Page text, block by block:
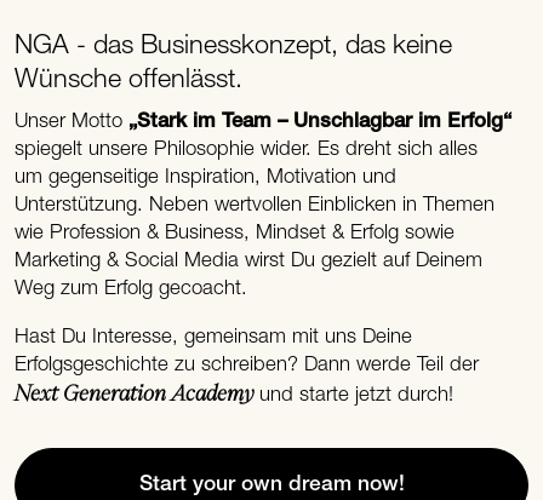
NGA - das Businesskonzept, das keine
Wünsche offenlässt.
Unser Motto „Stark im Team – Unschlagbar im Erfolg“
spiegelt unsere Philosophie wider. Es dreht sich alles
um gegenseitige Inspiration, Motivation und
Unterstützung. Neben wertvollen Einblicken in Themen
wie Profession & Business, Mindset & Erfolg sowie
Marketing & Social Media wirst Du gezielt auf Deinem
Weg zum Erfolg gecoacht.
Hast Du Interesse, gemeinsam mit uns Deine
Erfolgsgeschichte zu schreiben? Dann werde Teil der
Next Generation Academyund starte jetzt durch!
Start your own dream now!